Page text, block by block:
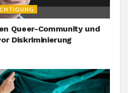
Queer-Community und
Diskriminierung